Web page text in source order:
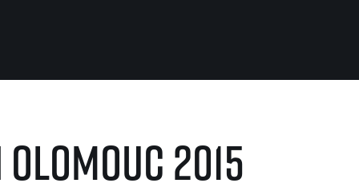
Pro závodníky
Pravidla a všeobecné informace
O nás
Kontakt
2015